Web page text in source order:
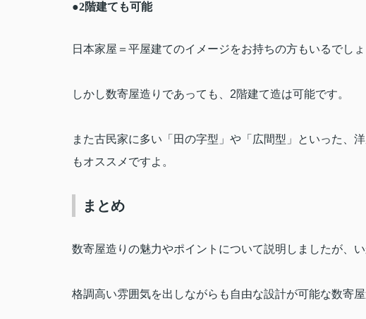
●2階建ても可能
日本家屋＝平屋建てのイメージをお持ちの方もいるでしょ
しかし数寄屋造りであっても、 2階建て造は可能です。
また古民家に多い「田の字型」や「広間型」といった、
もオススメですよ。
まとめ
数寄屋造りの魅力やポイントについて説明しましたが、
格調高い雰囲気を出しながらも自由な設計が可能な数寄屋